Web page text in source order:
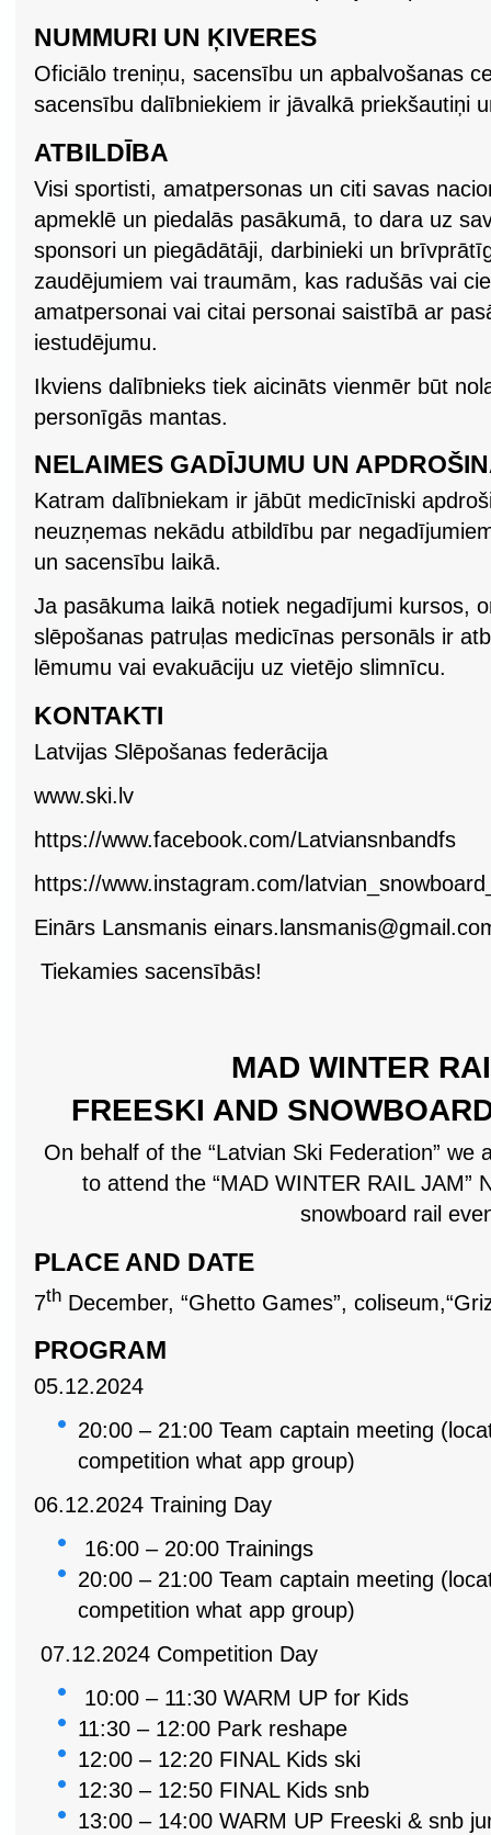
NUMMURI UN ĶIVERES
Oficiālo treniņu, sacensību un apbalvošanas
sacensību dalībniekiem ir jāvalkā priekšautiņi
ATBILDĪBA
Visi sportisti, amatpersonas un citi savas
apmeklē un piedalās pasākumā, to dara uz
sponsori un piegādātāji, darbinieki un
zaudējumiem vai traumām, kas radušās vai
amatpersonai vai citai personai saistībā ar
iestudējumu.
Ikviens dalībnieks tiek aicināts vienmēr būt
personīgās mantas.
NELAIMES GADĪJUMU UN
Katram dalībniekam ir jābūt medicīniski
neuzņemas nekādu atbildību par
un sacensību laikā.
Ja pasākuma laikā notiek negadījumi kursos,
slēpošanas patruļas medicīnas personāls ir
lēmumu vai evakuāciju uz vietējo slimnīcu.
KONTAKTI
Latvijas Slēpošanas federācija
www.ski.lv
https://www.facebook.com/Latviansnbandfs
https://www.instagram.com/
Einārs Lansmanis
Tiekamies sacensībās!
MAD WINTER
FREESKI AND
On behalf of the “Latvian Ski Federation” we
to attend the “MAD WINTER RAIL JAM”
snowboard rail
PLACE AND DATE
7th December, “Ghetto Games”,
PROGRAM
05.12.2024
20:00 – 21:00 Team captain meeting
competition what app group)
06.12.2024 Training Day
16:00 – 20:00 Trainings
20:00 – 21:00 Team captain meeting
competition what app group)
07.12.2024 Competition Day
10:00 – 11:30 WARM UP for Kids
11:30 – 12:00 Park reshape
12:00 – 12:20 FINAL Kids ski
12:30 – 12:50 FINAL Kids snb
13:00 – 14:00 WARM UP Freeski & snb